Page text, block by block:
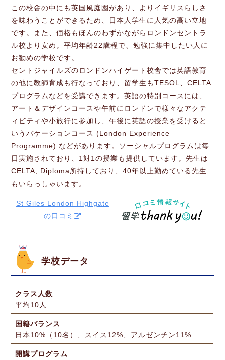
この校舎の中にも英国風庭園があり、よりイギリスらしさ
を味わうことができるため、日本人学生に人気の高い立地
です。また、価格もほんのわずかながらロンドンセントラ
ル校より安め。平均年齢22歳程で、勉強に集中したい人に
お勧めの学校です。
セントジャイルズのロンドンハイゲート校舎では英語教育
の他に教師育成も行なっており、留学生もTESOL、CELTA
プログラムなどを受講できます。英語の特別コースには、
アート＆デザインコースや午前にロンドンで様々なアクテ
ィビティや小旅行に参加し、午後に英語の授業を受けると
いうバケーションコース (London Experience
Programme) などがあります。ソーシャルプログラムは毎
日実施されており、1対1の授業も提供しています。先生は
CELTA, Diploma所持しており、40年以上勤めている先生
もいらっしゃいます。
St Giles London Highgate
の口コミ
学校データ
クラス人数
平均10人
国籍バランス
日本10%（10名）、スイス12%、アルゼンチン11%
開講プログラム